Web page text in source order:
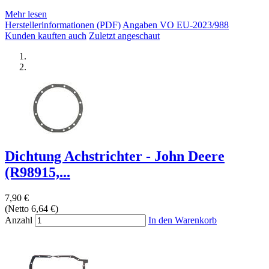
Mehr lesen
Herstellerinformationen (PDF)Angaben VO EU-2023/988
Kunden kauften auch Zuletzt angeschaut
Dichtung Achstrichter - John Deere
(R98915,...
7,90 €
(Netto 6,64 €)
Anzahl
In den Warenkorb